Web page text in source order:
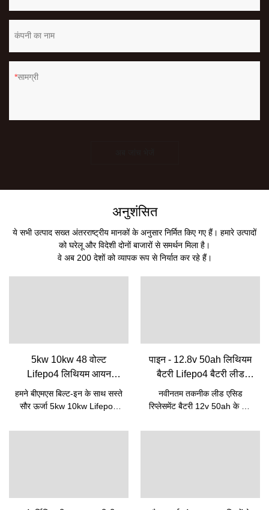
कंपनी का नाम
सामग्री
अनुशंसित
ये सभी उत्पाद सख्त अंतरराष्ट्रीय मानकों के अनुसार निर्मित किए गए हैं। हमारे उत्पादों
को घरेलू और विदेशी दोनों बाजारों से समर्थन मिला है।
वे अब 200 देशों को व्यापक रूप से निर्यात कर रहे हैं।
5kw 10kw 48 वोल्ट
Lifepo4 लिथियम आयन
रिचार्जेबल बैटरी पैक Bms के
साथ अंतर्निहित | पाइन
हमने बीएमएस बिल्ट-इन के साथ सस्ते
सौर ऊर्जा 5kw 10kw Lifepo4
रिचार्जेबल बैटरी पैक की निर्माण
को कवर करता है।
पाइन - 12.8v 50ah लिथियम
बैटरी Lifepo4 बैटरी लीड
एसिड रिप्लेसमेंट बैटरी के लिए
12v 50ah 12V Lifepo4
नवीनतम तकनीक लीड एसिड
रिप्लेसमेंट बैटरी 12v 50ah के लिए
Lifepo4 बैटरी की गुणवत्ता में सुधार